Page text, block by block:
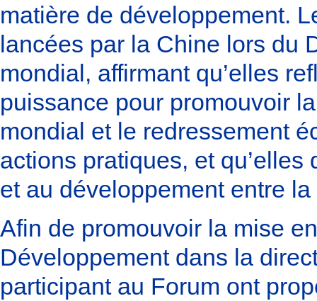
matière de développement.
lancées par la Chine lors du
mondial, affirmant qu’elles
puissance pour promouvoir
mondial et le redressement
actions pratiques, et
et au développement entre
Afin de promouvoir la mise
Développement dans la
participant au Forum ont